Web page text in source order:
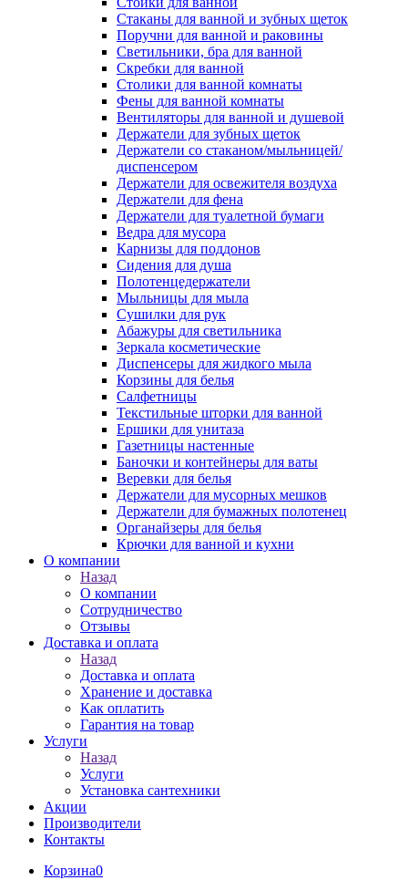
Стаканы для ванной и зубных щеток
Поручни для ванной и раковины
Светильники, бра для ванной
Скребки для ванной
Столики для ванной комнаты
Фены для ванной комнаты
Вентиляторы для ванной и душевой
Держатели для зубных щеток
Держатели со стаканом/мыльницей/
диспенсером
Держатели для освежителя воздуха
Держатели для фена
Держатели для туалетной бумаги
Ведра для мусора
Карнизы для поддонов
Сидения для душа
Полотенцедержатели
Мыльницы для мыла
Сушилки для рук
Абажуры для светильника
Зеркала косметические
Диспенсеры для жидкого мыла
Корзины для белья
Салфетницы
Текстильные шторки для ванной
Ершики для унитаза
Газетницы настенные
Баночки и контейнеры для ваты
Веревки для белья
Держатели для мусорных мешков
Держатели для бумажных полотенец
Органайзеры для белья
Крючки для ванной и кухни
О компании
Назад
О компании
Сотрудничество
Отзывы
Доставка и оплата
Назад
Доставка и оплата
Хранение и доставка
Как оплатить
Гарантия на товар
Услуги
Назад
Услуги
Установка сантехники
Акции
Производители
Контакты
Корзина0